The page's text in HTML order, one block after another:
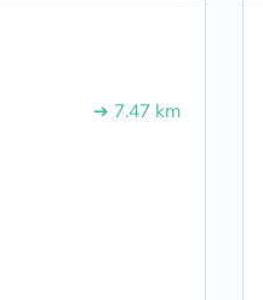
➔ 7.47 km